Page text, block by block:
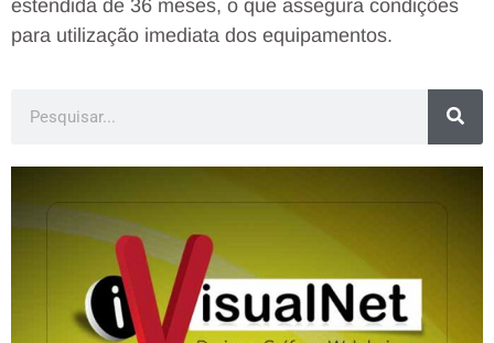
estendida de 36 meses, o que assegura condições
para utilização imediata dos equipamentos.